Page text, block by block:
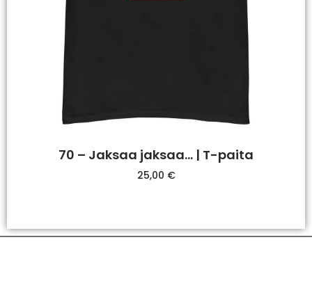
70 – Jaksaa jaksaa… | T-paita
25,00 €